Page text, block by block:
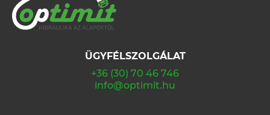
ÜGYFÉLSZOLGÁLAT
+36 (30) 70 46 746
info@optimit.hu